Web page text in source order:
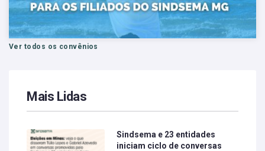
Ver todos os convênios
Mais Lidas
Sindsema e 23 entidades
iniciam ciclo de conversas